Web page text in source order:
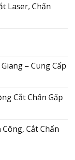
Laser, Chấn
– Cung Cấp
Cắt Chấn Gấp
Cắt Chấn